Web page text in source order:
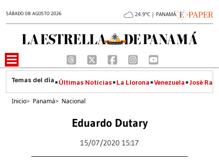
SÁBADO 08 AGOSTO 2026 24.9°C | PANAMÁ
Últimas Noticias La Llorona Venezuela José
Inicio> Panamá> Nacional
Eduardo Dutary
15/07/2020 15:17